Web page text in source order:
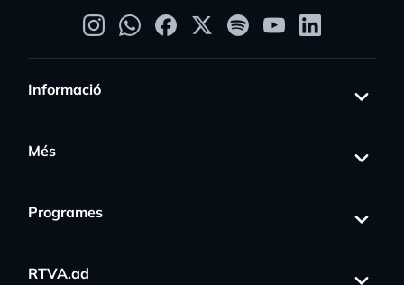
Informació
Més
Programes
RTVA.ad